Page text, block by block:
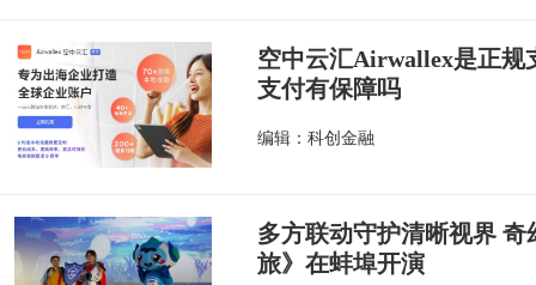
空中云汇Airwallex是正规
支付有保障吗
编辑：科创金融
多方联动守护清晰视界
旅》在蚌埠开演